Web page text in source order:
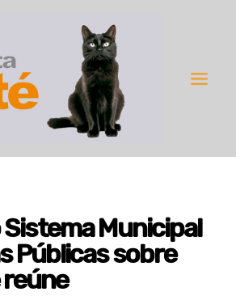
Municipal
Públicas sobre
reúne